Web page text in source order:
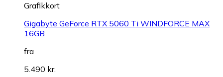
Grafikkort
Gigabyte GeForce RTX 5060 Ti WINDFORCE MAX
16GB
fra
5.490 kr.